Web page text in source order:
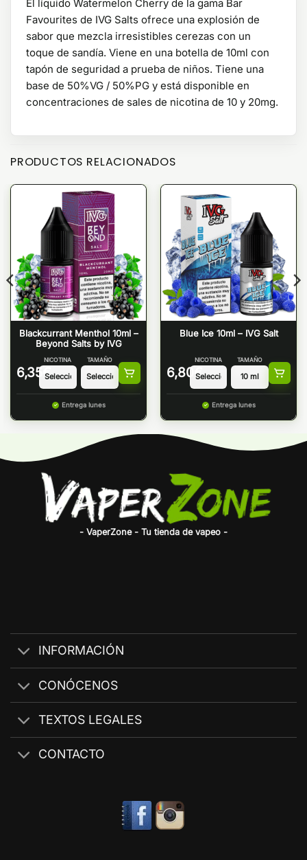
El líquido Watermelon Cherry de la gama Bar
Favourites de IVG Salts ofrece una explosión de
sabor que mezcla irresistibles cerezas con un
toque de sandía. Viene en una botella de 10ml con
tapón de seguridad a prueba de niños. Tiene una
base de 50%VG / 50%PG y está disponible en
concentraciones de sales de nicotina de 10 y 20mg.
PRODUCTOS RELACIONADOS
Blackcurrant Menthol 10ml –
Beyond Salts by IVG
6,35 €
NICOTINA TAMAÑO
Entrega lunes
Blue Ice 10ml – IVG Salt
6,80 €
NICOTINA TAMAÑO
Entrega lunes
- VaperZone - Tu tienda de vapeo -
INFORMACIÓN
CONÓCENOS
TEXTOS LEGALES
CONTACTO